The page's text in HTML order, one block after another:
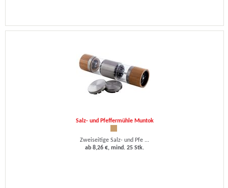
Salz- und Pfeffermühle Muntok
Zweiseitige Salz- und Pfe ...
ab 8,26 €, mind. 25 Stk.